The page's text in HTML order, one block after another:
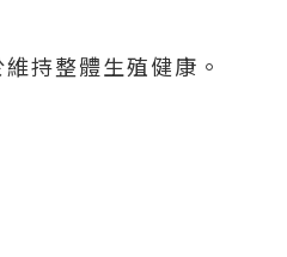
持整體生殖健康。